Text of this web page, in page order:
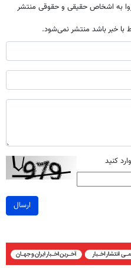
به اشخاص حقیقی و حقوقی منتشر
با خبر باشد منتشر نمی‌شود.
کنید
ارسال